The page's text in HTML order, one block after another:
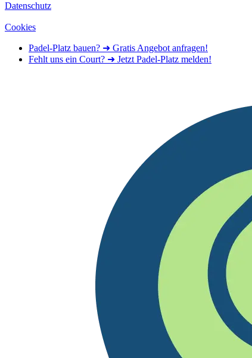
Datenschutz
Cookies
Padel-Platz bauen? ➜ Gratis Angebot anfragen!
Fehlt uns ein Court? ➜ Jetzt Padel-Platz melden!